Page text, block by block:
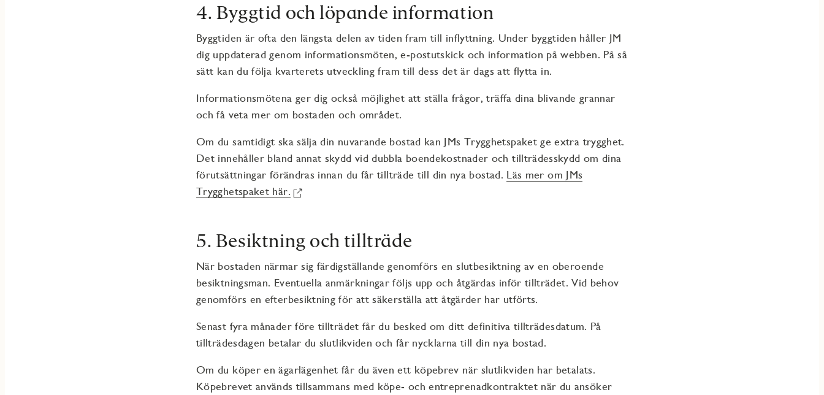
4. Byggtid och löpande information
Byggtiden är ofta den längsta delen av tiden fram till inflyttning. Under byggtiden håller JM
dig uppdaterad genom informationsmöten, e-postutskick och information på webben. På så
sätt kan du följa kvarterets utveckling fram till dess det är dags att flytta in.
Informationsmötena ger dig också möjlighet att ställa frågor, träffa dina blivande grannar
och få veta mer om bostaden och området.
Om du samtidigt ska sälja din nuvarande bostad kan JMs Trygghetspaket ge extra trygghet.
Det innehåller bland annat skydd vid dubbla boendekostnader och tillträdesskydd om dina
förutsättningar förändras innan du får tillträde till din nya bostad. Läs mer om JMs
Trygghetspaket här.
5. Besiktning och tillträde
När bostaden närmar sig färdigställande genomförs en slutbesiktning av en oberoende
besiktningsman. Eventuella anmärkningar följs upp och åtgärdas inför tillträdet. Vid behov
genomförs en efterbesiktning för att säkerställa att åtgärder har utförts.
Senast fyra månader före tillträdet får du besked om ditt definitiva tillträdesdatum. På
tillträdesdagen betalar du slutlikviden och får nycklarna till din nya bostad.
Om du köper en ägarlägenhet får du även ett köpebrev när slutlikviden har betalats.
Köpebrevet används tillsammans med köpe- och entreprenadkontraktet när du ansöker